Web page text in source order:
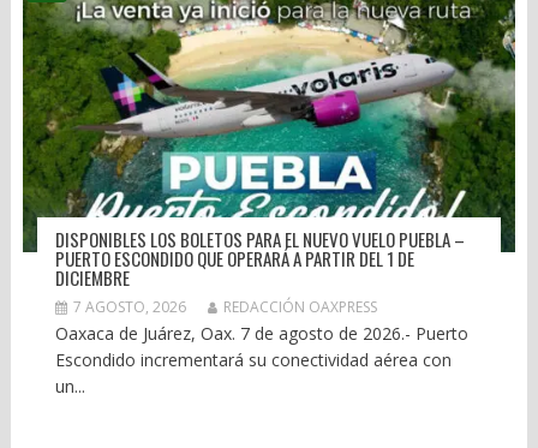
DISPONIBLES LOS BOLETOS PARA EL NUEVO VUELO PUEBLA –
PUERTO ESCONDIDO QUE OPERARÁ A PARTIR DEL 1 DE
DICIEMBRE
7 AGOSTO, 2026 REDACCIÓN OAXPRESS
Oaxaca de Juárez, Oax. 7 de agosto de 2026.- Puerto
Escondido incrementará su conectividad aérea con
un...